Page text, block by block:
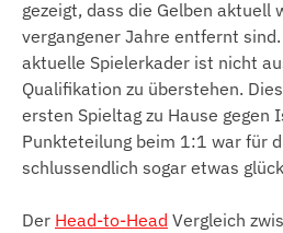
gezeigt, dass die Gelben aktuell
vergangener Jahre entfernt
aktuelle Spielerkader ist nicht
Qualifikation zu überstehen.
ersten Spieltag zu Hause gegen
Punkteteilung beim 1:1 war für
schlussendlich sogar etwas
Der Head-to-Head Vergleich